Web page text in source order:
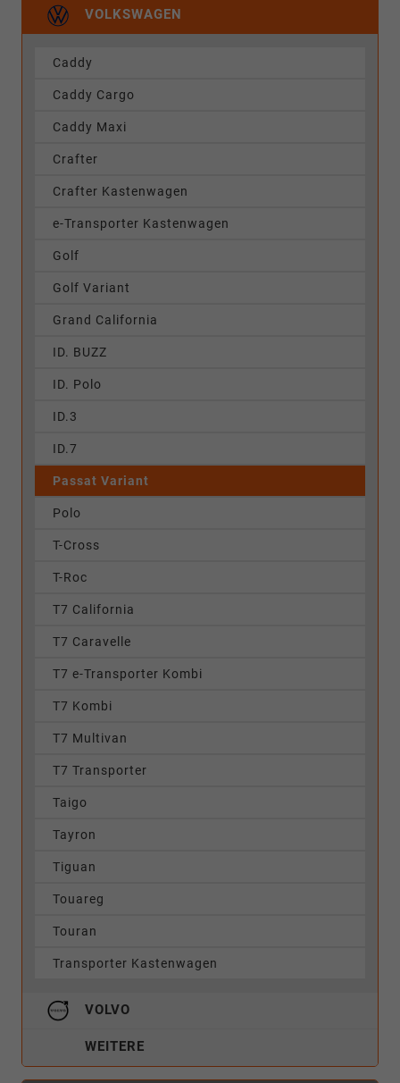
VOLKSWAGEN
Caddy
Caddy Cargo
Caddy Maxi
Crafter
Crafter Kastenwagen
e-Transporter Kastenwagen
Golf
Golf Variant
Grand California
ID. BUZZ
ID. Polo
ID.3
ID.7
Passat Variant
Polo
T-Cross
T-Roc
T7 California
T7 Caravelle
T7 e-Transporter Kombi
T7 Kombi
T7 Multivan
T7 Transporter
Taigo
Tayron
Tiguan
Touareg
Touran
Transporter Kastenwagen
VOLVO
WEITERE